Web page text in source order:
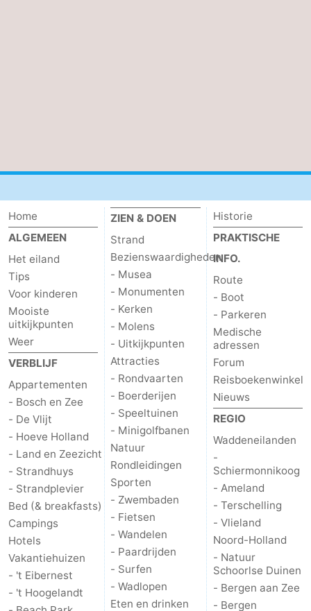
Home
ALGEMEEN
Het eiland
Tips
Voor kinderen
Mooiste
uitkijkpunten
Weer
VERBLIJF
Appartementen
- Bosch en Zee
- De Vlijt
- Hoeve Holland
- Land en Zeezicht
- Strandhuys
- Strandplevier
Bed (& breakfasts)
Campings
Hotels
Vakantiehuizen
- 't Eibernest
- 't Hoogelandt
ZIEN & DOEN
Strand
Bezienswaardigheden
- Musea
- Monumenten
- Kerken
- Molens
- Uitkijkpunten
Attracties
- Rondvaarten
- Boerderijen
- Speeltuinen
- Minigolfbanen
Natuur
Rondleidingen
Sporten
- Zwembaden
- Fietsen
- Wandelen
- Paardrijden
- Surfen
- Wadlopen
Eten en drinken
Historie
PRAKTISCHE
INFO.
Route
- Boot
- Parkeren
Medische
adressen
Forum
Reisboekenwinkel
Nieuws
REGIO
Waddeneilanden
-
Schiermonnikoog
- Ameland
- Terschelling
- Vlieland
Noord-Holland
- Natuur
Schoorlse Duinen
- Bergen aan Zee
- Bergen